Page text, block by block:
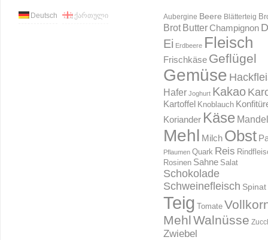
Deutsch ქართული Aubergine Beere Blätterteig
Brot ButterChampignon
Ei Erdbeere Fleisch
Frischkäse Geflügel
Gemüse
Hafer Joghurt Kakao
Kartoffel Knoblauch
Koriander Käse Mandel
Mehl Milch Obst
Pflaumen Quark Reis
Rosinen Sahne Salat
Schokolade
Schweinefleisch Spinat
Teig Tomate
MehlWalnüsse
Zwiebel